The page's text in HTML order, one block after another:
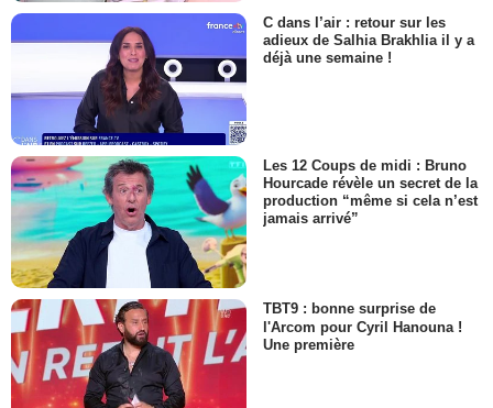
C dans l’air : retour sur les
adieux de Salhia Brakhlia il y a
déjà une semaine !
Les 12 Coups de midi : Bruno
Hourcade révèle un secret de la
production “même si cela n’est
jamais arrivé”
TBT9 : bonne surprise de
l'Arcom pour Cyril Hanouna !
Une première